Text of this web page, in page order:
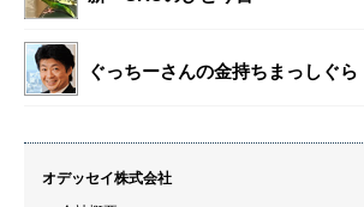
ぐっちーさんの金持ちまっしぐら
オデッセイ株式会社